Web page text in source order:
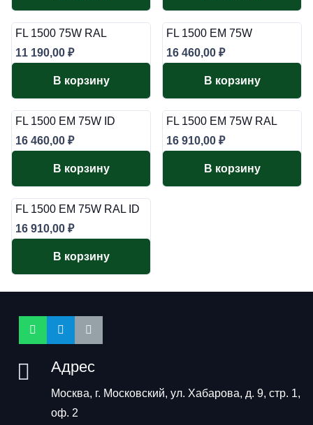
FL 1500 75W RAL
11 190,00 ₽
В корзину
FL 1500 EM 75W
16 460,00 ₽
В корзину
FL 1500 EM 75W ID
16 460,00 ₽
В корзину
FL 1500 EM 75W RAL
16 910,00 ₽
В корзину
FL 1500 EM 75W RAL ID
16 910,00 ₽
В корзину
Адрес
Москва, г. Московский, ул. Хабарова, д. 9, стр. 1,
оф. 2